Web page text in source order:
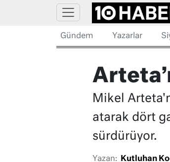
Gündem Yazarlar
Mikel
atarak dört
sürdürüyor.
Yazan: Kutluhan